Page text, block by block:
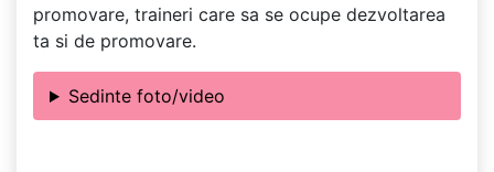
promovare, traineri care sa se ocupe dezvoltarea
ta si de promovare.
Sedinte foto/video